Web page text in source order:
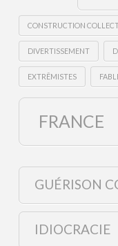
CONSTRUCTION
DIVERTISSEMENT
EXTRÊMISTES
FRANCE
GUÉRISON
IDIOCRACIE